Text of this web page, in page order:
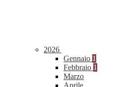
2026
Gennaio 1
Febbraio 1
Marzo